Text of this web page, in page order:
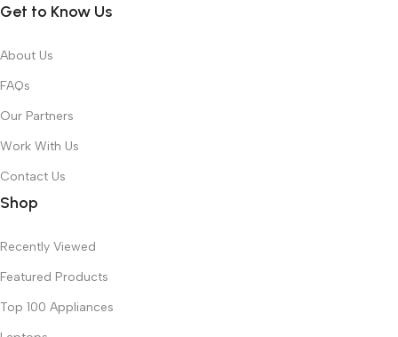
Get to Know Us
About Us
FAQs
Our Partners
Work With Us
Contact Us
Shop
Recently Viewed
Featured Products
Top 100 Appliances